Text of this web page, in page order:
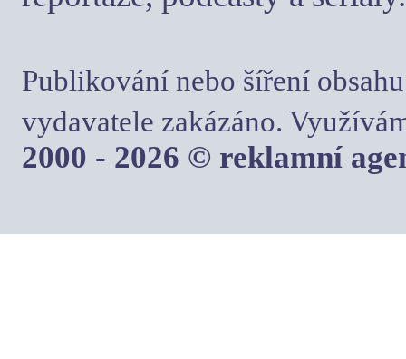
Publikování nebo šíření
vydavatele zakázáno.
2000 - 2026 © reklamní